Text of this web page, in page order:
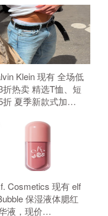
Klein 现有 全场低
折热卖 精选T恤、短
折 夏季新款式加
Cosmetics 现有 elf
保湿液体腮红
液，现价